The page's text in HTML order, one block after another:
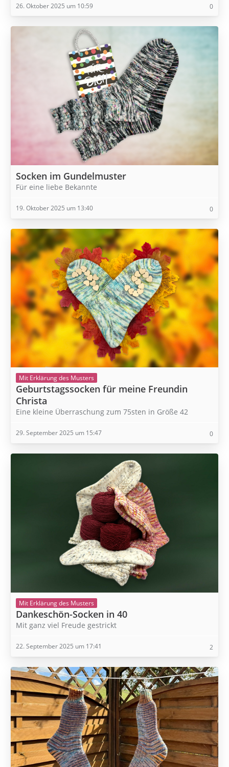
26. Oktober 2025 um 10:59 0
Socken im Gundelmuster
Für eine liebe Bekannte
19. Oktober 2025 um 13:40 0
Mit Erklärung des Musters
Geburtstagssocken für meine Freundin
Christa
Eine kleine Überraschung zum 75sten in Größe 42
29. September 2025 um 15:47 0
Mit Erklärung des Musters
Dankeschön-Socken in 40
Mit ganz viel Freude gestrickt
22. September 2025 um 17:41 2